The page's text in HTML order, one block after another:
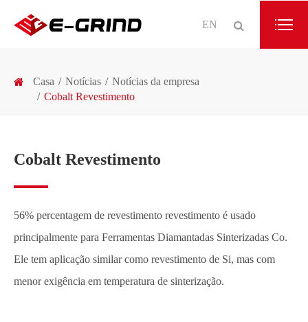
EN
Casa Notícias
Notícias da empresa
Cobalt Revestimento
Cobalt Revestimento
56% percentagem de revestimento revestimento é usado
principalmente para Ferramentas Diamantadas Sinterizadas Co.
Ele tem aplicação similar como revestimento de Si, mas com
menor exigência em temperatura de sinterização.